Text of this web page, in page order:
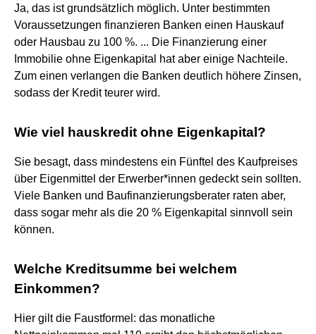
Ja, das ist grundsätzlich möglich. Unter bestimmten
Voraussetzungen finanzieren Banken einen Hauskauf
oder Hausbau zu 100 %. ... Die Finanzierung einer
Immobilie ohne Eigenkapital hat aber einige Nachteile.
Zum einen verlangen die Banken deutlich höhere Zinsen,
sodass der Kredit teurer wird.
Wie viel hauskredit ohne Eigenkapital?
Sie besagt, dass mindestens ein Fünftel des Kaufpreises
über Eigenmittel der Erwerber*innen gedeckt sein sollten.
Viele Banken und Baufinanzierungsberater raten aber,
dass sogar mehr als die 20 % Eigenkapital sinnvoll sein
können.
Welche Kreditsumme bei welchem
Einkommen?
Hier gilt die Faustformel: das monatliche